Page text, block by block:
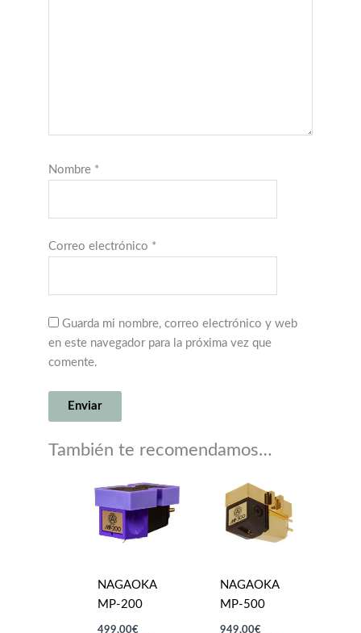
Nombre *
Correo electrónico *
Guarda mi nombre, correo electrónico y web
en este navegador para la próxima vez que
comente.
También te recomendamos…
NAGAOKA
MP-200
499,00€
NAGAOKA
MP-500
949,00€